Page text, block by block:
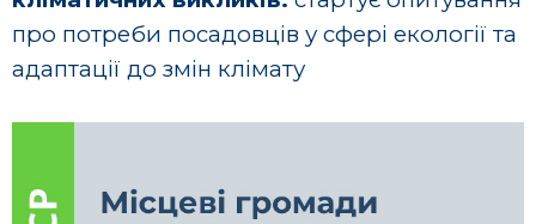
про потреби посадовців у сфері екології та
адаптації до змін клімату